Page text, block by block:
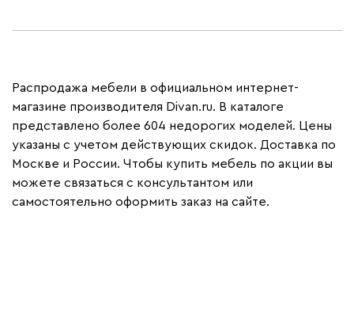
Распродажа мебели в официальном интернет-
магазине производителя Divan.ru. В каталоге
представлено более 604 недорогих моделей. Цены
указаны с учетом действующих скидок. Доставка по
Москве и России. Чтобы купить мебель по акции вы
можете связаться с консультантом или
самостоятельно оформить заказ на сайте.